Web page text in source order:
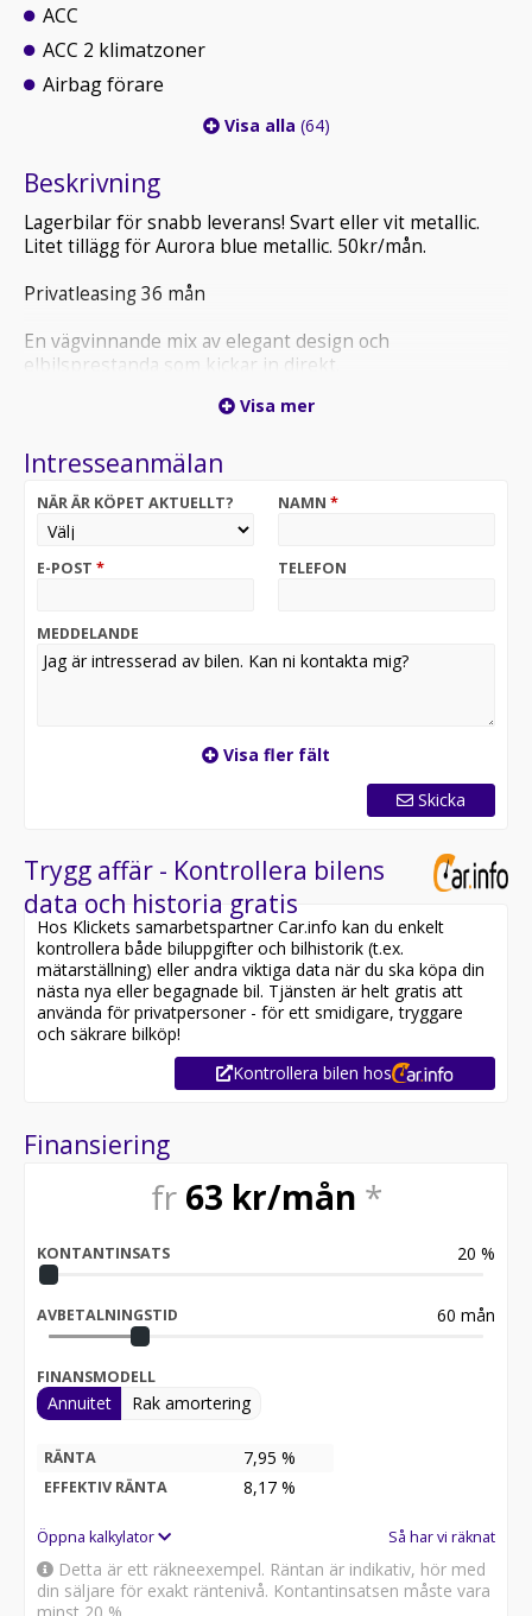
ACC
ACC 2 klimatzoner
Airbag förare
Visa alla (64)
Beskrivning
Lagerbilar för snabb leverans! Svart eller vit metallic.
Litet tillägg för Aurora blue metallic. 50kr/mån.
Privatleasing 36 mån
En vägvinnande mix av elegant design och
elbilsprestanda som kickar in direkt.
Just nu ingår vinterhjul vid privatleasing (värde 28 000
753187
Visa mer
Intresseanmälan
NÄR ÄR KÖPET AKTUELLT? NAMN *
E-POST * TELEFON
MEDDELANDE
Visa fler fält
Skicka
Trygg affär - Kontrollera bilens
data och historia gratis
Hos Klickets samarbetspartner Car.info kan du enkelt
kontrollera både biluppgifter och bilhistorik (t.ex.
mätarställning) eller andra viktiga data när du ska köpa din
nästa nya eller begagnade bil. Tjänsten är helt gratis att
använda för privatpersoner - för ett smidigare, tryggare
och säkrare bilköp!
Kontrollera bilen hos
Finansiering
fr 63 kr/mån *
KONTANTINSATS 20 %
AVBETALNINGSTID 60 mån
FINANSMODELL
Annuitet Rak amortering
RÄNTA 7,95 %
EFFEKTIV RÄNTA 8,17 %
Öppna kalkylator Så har vi räknat
Detta är ett räkneexempel. Räntan är indikativ, hör med
din säljare för exakt räntenivå. Kontantinsatsen måste vara
minst 20 %.